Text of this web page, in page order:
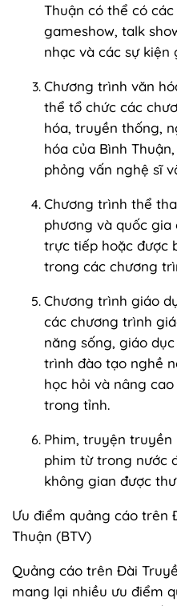
Thuận có thể có
gameshow, talk
nhạc và các sự kiện
Chương trình văn
thể tổ chức các
hóa, truyền thống,
hóa của Bình
phỏng vấn nghệ sĩ
Chương trình thể
phương và quốc
trực tiếp hoặc được
trong các chương
Chương trình giáo
các chương trình
năng sống, giáo
trình đào tạo nghề
học hỏi và nâng
trong tỉnh.
Phim, truyện truyền
phim từ trong nước
không gian được
Ưu điểm quảng cáo trên
Thuận (BTV)
Quảng cáo trên Đài
mang lại nhiều ưu điểm